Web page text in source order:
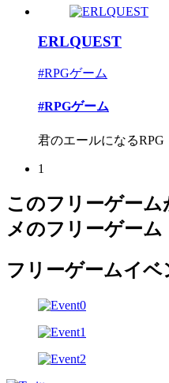
ERLQUEST
#RPGゲーム
#RPGゲーム
君のエールになるRPG
1
このフリーゲー
メのフリーゲーム
フリーゲームイベ